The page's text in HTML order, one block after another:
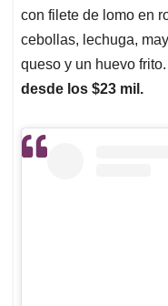
con filete de lomo en
cebollas, lechuga,
queso y un huevo frito.
desde los $23 mil.